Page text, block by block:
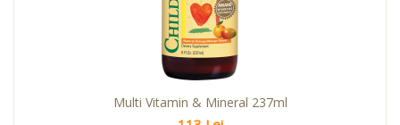
Multi Vitamin & Mineral 237ml